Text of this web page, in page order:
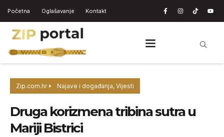
Početna Oglašavanje Kontakt
Zip.com.hr Najave i događanja, Vijesti
Druga korizmena tribina sutra u
Mariji Bistrici